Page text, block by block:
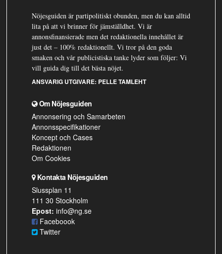
Nöjesguiden är partipolitiskt obunden, men du kan alltid
lita på att vi brinner för jämställdhet. Vi är
annonsfinansierade men det redaktionella innehållet är
just det – 100% redaktionellt. Vi tror på den goda
smaken och vår publicistiska tanke lyder som följer: Vi
vill guida dig till det bästa nöjet.
ANSVARIG UTGIVARE: PELLE TAMLEHT
Om Nöjesguiden
Annonsering och Samarbeten
Annonsspecifikationer
Koncept och Cases
Redaktionen
Om Cookies
Kontakta Nöjesguiden
Slussplan 11
111 30 Stockholm
Epost: info@ng.se
Faceboook
Twitter